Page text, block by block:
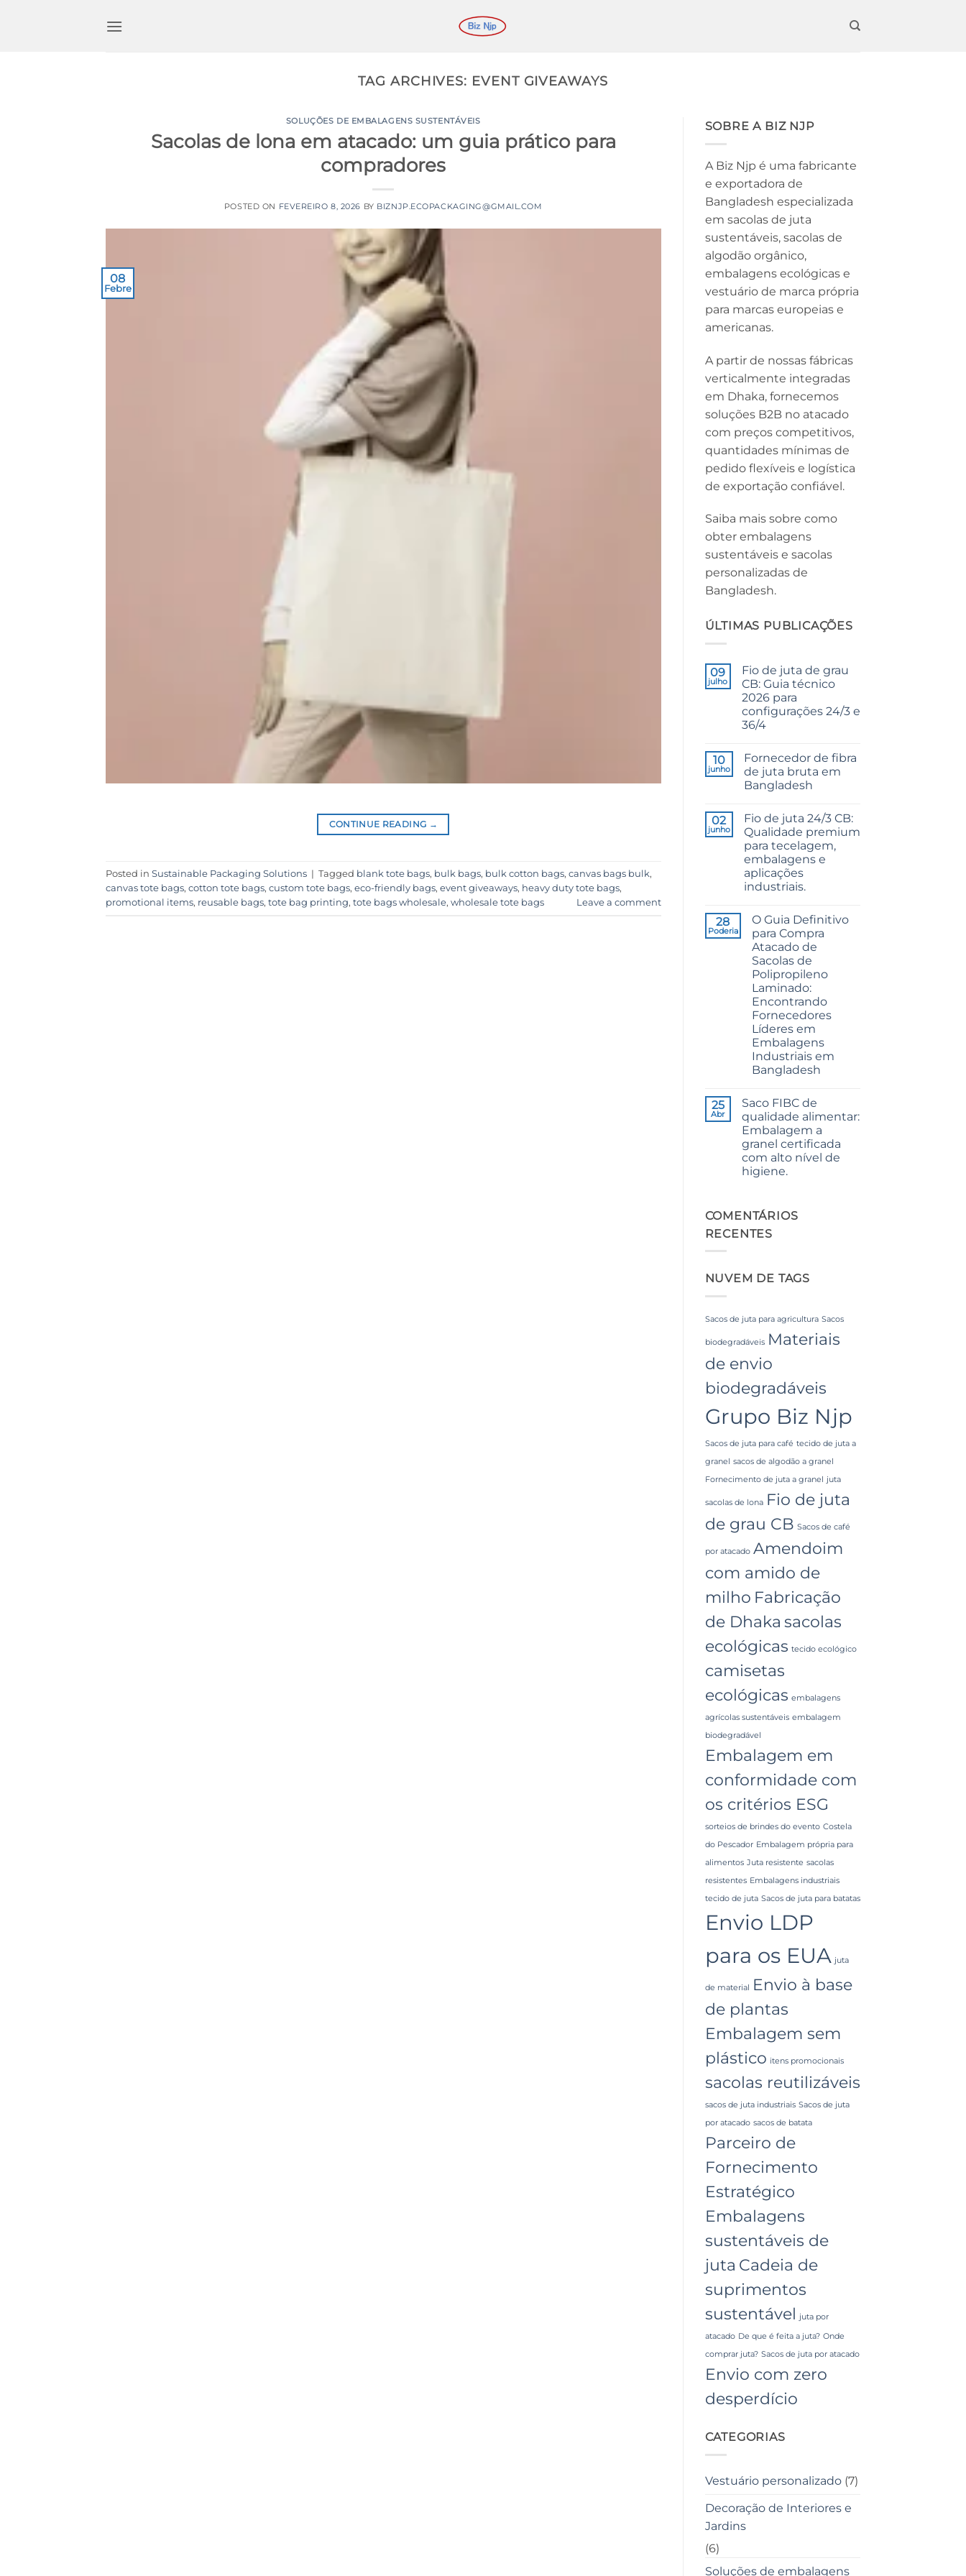
TAG ARCHIVES: EVENT GIVEAWAYS
SOLUÇÕES DE EMBALAGENS SUSTENTÁVEIS
Sacolas de lona em atacado: um guia prático para
compradores
POSTED ON FEVEREIRO 8, 2026 BY BIZNJP.ECOPACKAGING@GMAIL.COM
08
Febre
CONTINUE READING →
Posted in Sustainable Packaging Solutions | Tagged blank tote bags, bulk bags, bulk cotton bags, canvas bags bulk,
canvas tote bags, cotton tote bags, custom tote bags, eco-friendly bags, event giveaways, heavy duty tote bags,
promotional items, reusable bags, tote bag printing, tote bags wholesale, wholesale tote bags Leave a comment
SOBRE A BIZ NJP
A Biz Njp é uma fabricante
e exportadora de
Bangladesh especializada
em sacolas de juta
sustentáveis, sacolas de
algodão orgânico,
embalagens ecológicas e
vestuário de marca própria
para marcas europeias e
americanas.
A partir de nossas fábricas
verticalmente integradas
em Dhaka, fornecemos
soluções B2B no atacado
com preços competitivos,
quantidades mínimas de
pedido flexíveis e logística
de exportação confiável.
Saiba mais sobre como
obter embalagens
sustentáveis ​​e sacolas
personalizadas de
Bangladesh.
ÚLTIMAS PUBLICAÇÕES
09
julho
Fio de juta de grau
CB: Guia técnico
2026 para
configurações 24/3 e
36/4
em
CB
Grade
Jute
Technical
2026
Guide
to
24/3
and
36/4
Configurations
10
junho
Fornecedor de fibra
de juta bruta em
Bangladesh
em
Raw
Jute
Fibre
Supplier
Bangladesh
02
junho
Fio de juta 24/3 CB:
Qualidade premium
para tecelagem,
embalagens e
aplicações
industriais.
em
24/3
CB
Grade
Jute
Yarn:
Premium
Quality
for
Weaving,
Packaging
and
Industrial
Applications
28
Poderia
O Guia Definitivo
para Compra
Atacado de
Sacolas de
Polipropileno
Laminado:
Encontrando
Fornecedores
Líderes em
Embalagens
Industriais em
Bangladesh
em
The
Ultimate
Guide
to
Laminated
PP
Woven
Bags
a
Industrial
25
Abr
Saco FIBC de
qualidade alimentar:
Embalagem a
granel certificada
com alto nível de
higiene.
Food
Grade
FIBC
Bag:
Bulk
COMENTÁRIOS
RECENTES
NUVEM DE TAGS
Sacos de juta para agricultura Sacos
biodegradáveis Materiais
de envio
biodegradáveis
Grupo Biz Njp
Sacos de juta para café tecido de juta a
granel sacos de algodão a granel
Fornecimento de juta a granel juta
sacolas de lona Fio de juta
de grau CB Sacos de café
por atacado Amendoim
com amido de
milho Fabricação
de Dhaka sacolas
ecológicas tecido ecológico
camisetas
ecológicas embalagens
agrícolas sustentáveis embalagem
biodegradável
Embalagem em
conformidade com
os critérios ESG
sorteios de brindes do evento Costela
do Pescador Embalagem própria para
alimentos Juta resistente sacolas
resistentes Embalagens industriais
tecido de juta Sacos de juta para batatas
Envio LDP
para os EUA juta
de material Envio à base
de plantas
Embalagem sem
plástico itens promocionais
sacolas reutilizáveis
sacos de juta industriais Sacos de juta
por atacado sacos de batata
Parceiro de
Fornecimento
Estratégico
Embalagens
sustentáveis ​​de
juta Cadeia de
suprimentos
sustentável juta por
atacado De que é feita a juta? Onde
comprar juta? Sacos de juta por atacado
Envio com zero
desperdício
CATEGORIAS
Vestuário personalizado(7)
Decoração de Interiores e
Jardins
(6)
Soluções de embalagens